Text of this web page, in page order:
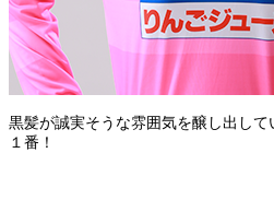
黒髪が誠実そうな雰囲気を醸し出し
１番！